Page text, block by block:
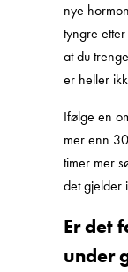
nye
tyngre
at du
er heller
Ifølge en
mer enn
timer mer
det gjelder
Er det
under